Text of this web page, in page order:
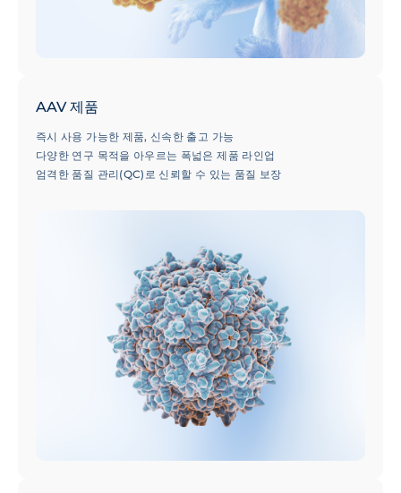
AAV 제품
즉시 사용 가능한 제품, 신속한 출고 가능
다양한 연구 목적을 아우르는 폭넓은 제품 라인업
엄격한 품질 관리(QC)로 신뢰할 수 있는 품질 보장